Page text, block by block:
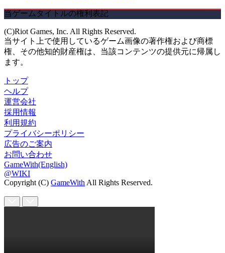
当ゲームタイトルの権利表記
(C)Riot Games, Inc. All Rights Reserved.
当サイト上で使用しているゲーム画像の著作権および商標
権、その他知的財産権は、当該コンテンツの提供元に帰属し
ます。
トップ
ヘルプ
運営会社
採用情報
利用規約
プライバシーポリシー
広告のご案内
お問い合わせ
GameWith(English)
@WIKI
Copyright (C) GameWith All Rights Reserved.